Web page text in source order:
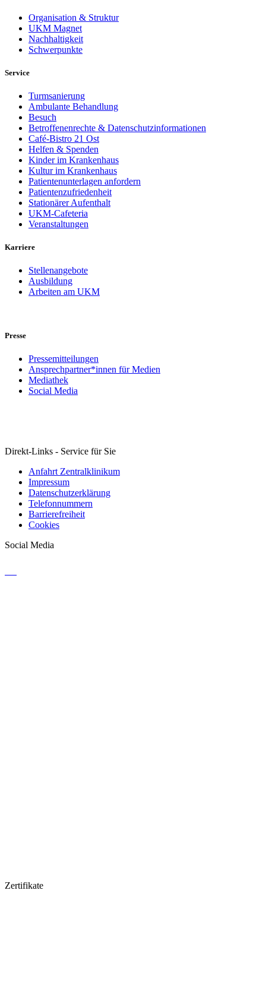
Organisation & Struktur
UKM Magnet
Nachhaltigkeit
Schwerpunkte
Service
Turmsanierung
Ambulante Behandlung
Besuch
Betroffenenrechte & Datenschutzinformationen
Café-Bistro 21 Ost
Helfen & Spenden
Kinder im Krankenhaus
Kultur im Krankenhaus
Patientenunterlagen anfordern
Patientenzufriedenheit
Stationärer Aufenthalt
UKM-Cafeteria
Veranstaltungen
Karriere
Stellenangebote
Ausbildung
Arbeiten am UKM
Presse
Pressemitteilungen
Ansprechpartner*innen für Medien
Mediathek
Social Media
Direkt-Links - Service für Sie
Anfahrt Zentralklinikum
Impressum
Datenschutzerklärung
Telefonnummern
Barrierefreiheit
Cookies
Social Media
Zertifikate